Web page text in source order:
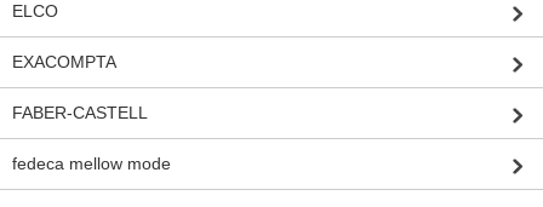
ELCO
EXACOMPTA
FABER-CASTELL
fedeca mellow mode